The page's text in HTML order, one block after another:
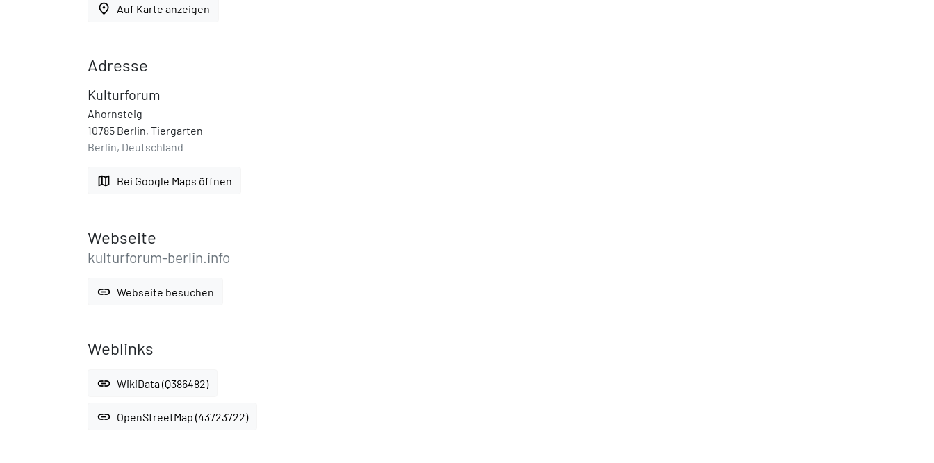
place Auf Karte anzeigen
Adresse
Kulturforum
Ahornsteig
10785 Berlin, Tiergarten
Berlin, Deutschland
map Bei Google Maps öffnen
Webseite
kulturforum-berlin.info
link Webseite besuchen
Weblinks
link WikiData (Q386482)
link OpenStreetMap (43723722)